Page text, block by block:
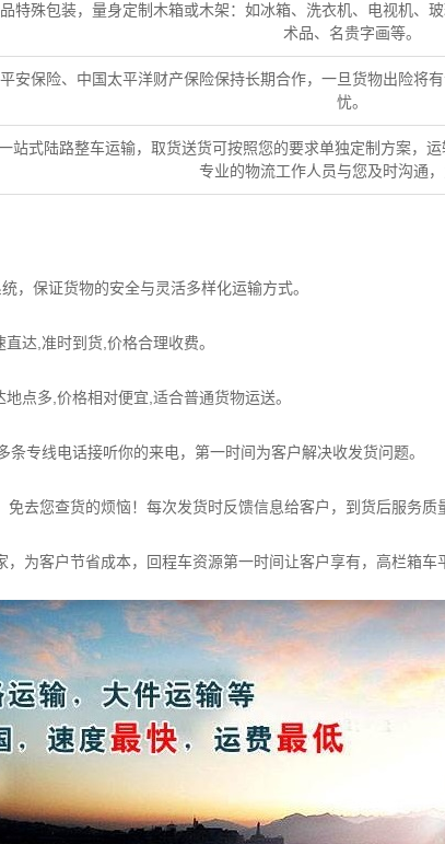
特殊包装，量身定制木箱或木架：如冰箱、洗衣机、电视机、
术品、名贵字画等。
安保险、中国太平洋财产保险保持长期合作，一旦货物出险将
忧。
站式陆路整车运输，取货送货可按照您的要求单独定制方案，
专业的物流工作人员与您及时沟通
，保证货物的安全与灵活多样化运输方式。
达,准时到货,价格合理收费。
点多,价格相对便宜,适合普通货物运送。
专线电话接听你的来电，第一时间为客户解决收发货问题。
去您查货的烦恼！每次发货时反馈信息给客户，到货后服务质
为客户节省成本，回程车资源第一时间让客户享有，高栏箱车